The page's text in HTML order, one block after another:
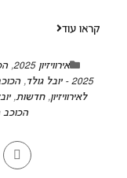
קראו עוד
אירוויזיון 2025 ,
2025 - יובל גולד
,הכוכב הבא
לאירוויזיון,חדשות,
הכוכב